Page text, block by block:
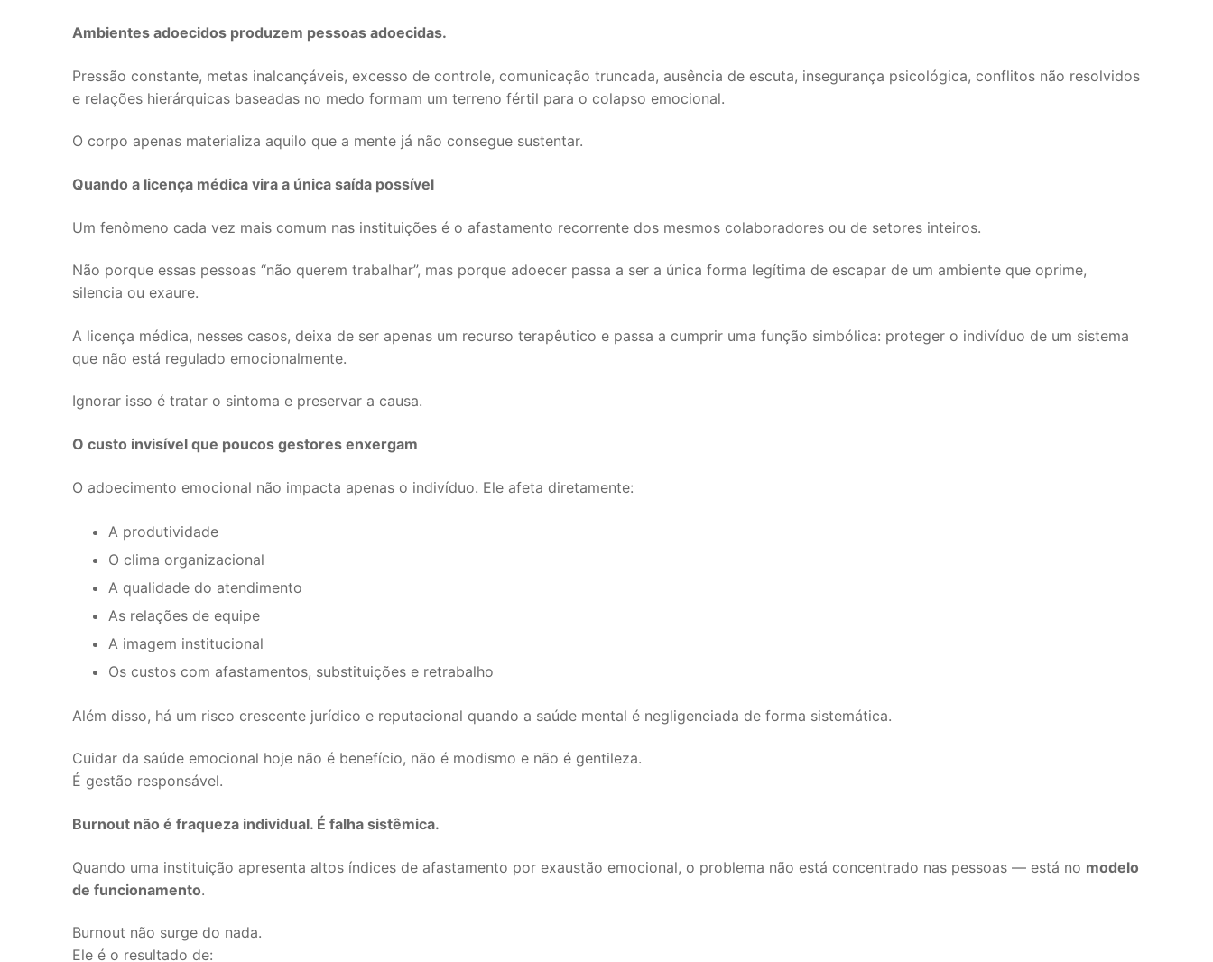
Ambientes adoecidos produzem pessoas adoecidas.
Pressão constante, metas inalcançáveis, excesso de controle, comunicação truncada, ausência de escuta, insegurança psicológica, conflitos não resolvidos
e relações hierárquicas baseadas no medo formam um terreno fértil para o colapso emocional.
O corpo apenas materializa aquilo que a mente já não consegue sustentar.
Quando a licença médica vira a única saída possível
Um fenômeno cada vez mais comum nas instituições é o afastamento recorrente dos mesmos colaboradores ou de setores inteiros.
Não porque essas pessoas “não querem trabalhar”, mas porque adoecer passa a ser a única forma legítima de escapar de um ambiente que oprime,
silencia ou exaure.
A licença médica, nesses casos, deixa de ser apenas um recurso terapêutico e passa a cumprir uma função simbólica: proteger o indivíduo de um sistema
que não está regulado emocionalmente.
Ignorar isso é tratar o sintoma e preservar a causa.
O custo invisível que poucos gestores enxergam
O adoecimento emocional não impacta apenas o indivíduo. Ele afeta diretamente:
A produtividade
O clima organizacional
A qualidade do atendimento
As relações de equipe
A imagem institucional
Os custos com afastamentos, substituições e retrabalho
Além disso, há um risco crescente jurídico e reputacional quando a saúde mental é negligenciada de forma sistemática.
Cuidar da saúde emocional hoje não é benefício, não é modismo e não é gentileza.
É gestão responsável.
Burnout não é fraqueza individual. É falha sistêmica.
Quando uma instituição apresenta altos índices de afastamento por exaustão emocional, o problema não está concentrado nas pessoas — está no modelo
de funcionamento.
Burnout não surge do nada.
Ele é o resultado de: